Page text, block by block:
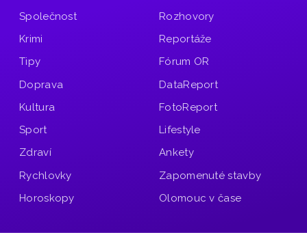
Společnost
Krimi
Tipy
Doprava
Kultura
Sport
Zdraví
Rychlovky
Horoskopy
Rozhovory
Reportáže
Fórum OR
DataReport
FotoReport
Lifestyle
Ankety
Zapomenuté stavby
Olomouc v čase